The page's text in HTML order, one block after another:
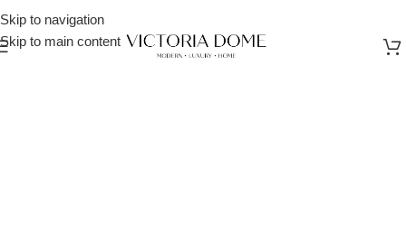
Skip to navigation
Skip to main content